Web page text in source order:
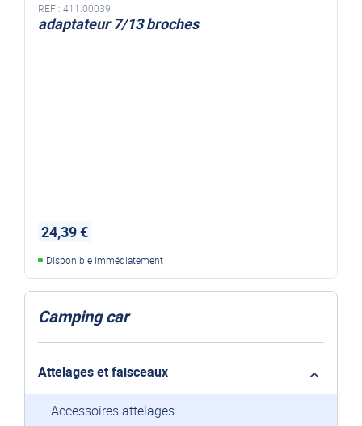
REF : 411.00039
adaptateur 7/13 broches
24,39 €
Disponible immédiatement
Camping car
Attelages et faisceaux
Accessoires attelages